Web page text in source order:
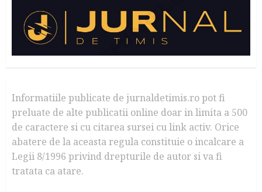
Informatiile publicate de jurnaldetimis.ro pot fi
preluate de alte publicatii online doar in limita a 500
de caractere si cu citarea sursei cu link activ. Orice
abatere de la aceasta regula constituie o incalcare a
Legii 8/1996 privind drepturile de autor si va fi
tratata ca atare.